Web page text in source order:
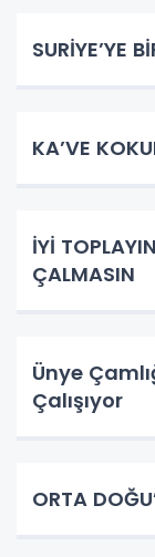
SURİYE’YE
KA’VE
İYİ
ÇALMASIN
Ünye
Çalışıyor
ORTA